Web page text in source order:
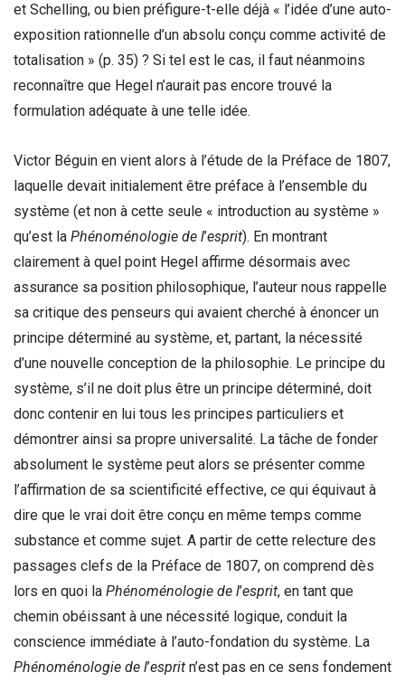
et Schelling, ou bien préfigure-t-elle déjà « l’idée d’une auto-
exposition rationnelle d’un absolu conçu comme activité de
totalisation » (p. 35) ? Si tel est le cas, il faut néanmoins
reconnaître que Hegel n’aurait pas encore trouvé la
formulation adéquate à une telle idée.
Victor Béguin en vient alors à l’étude de la Préface de 1807,
laquelle devait initialement être préface à l’ensemble du
système (et non à cette seule « introduction au système »
qu’est la Phénoménologie de l’esprit). En montrant
clairement à quel point Hegel affirme désormais avec
assurance sa position philosophique, l’auteur nous rappelle
sa critique des penseurs qui avaient cherché à énoncer un
principe déterminé au système, et, partant, la nécessité
d’une nouvelle conception de la philosophie. Le principe du
système, s’il ne doit plus être un principe déterminé, doit
donc contenir en lui tous les principes particuliers et
démontrer ainsi sa propre universalité. La tâche de fonder
absolument le système peut alors se présenter comme
l’affirmation de sa scientificité effective, ce qui équivaut à
dire que le vrai doit être conçu en même temps comme
substance et comme sujet. A partir de cette relecture des
passages clefs de la Préface de 1807, on comprend dès
lors en quoi la Phénoménologie de l’esprit, en tant que
chemin obéissant à une nécessité logique, conduit la
conscience immédiate à l’auto-fondation du système. La
Phénoménologie de l’esprit n’est pas en ce sens fondement